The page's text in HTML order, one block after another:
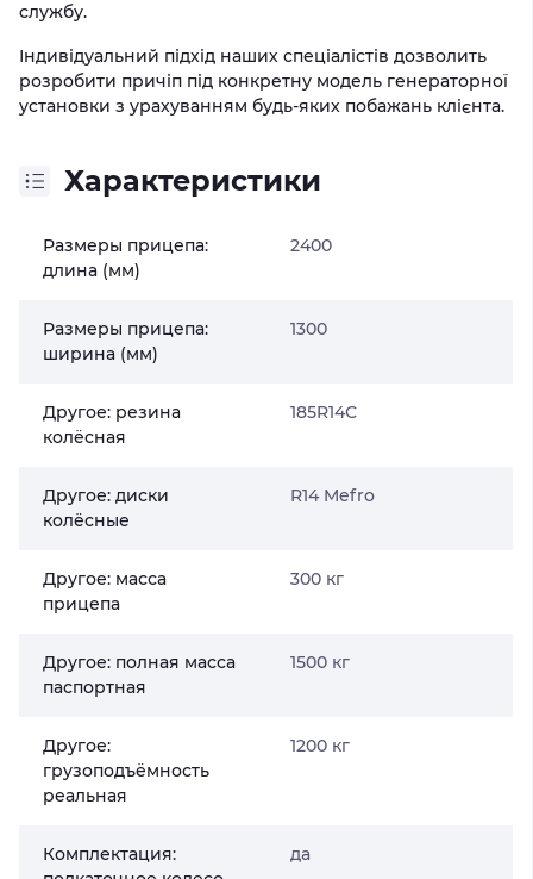
службу.
Індивідуальний підхід наших спеціалістів дозволить
розробити причіп під конкретну модель генераторної
установки з урахуванням будь-яких побажань клієнта.
Характеристики
Размеры прицепа:
длина (мм)
2400
Размеры прицепа:
ширина (мм)
1300
Другое: резина
колёсная
185R14С
Другое: диски
колёсные
R14 Mefro
Другое: масса
прицепа
300 кг
Другое: полная масса
паспортная
1500 кг
Другое:
грузоподъёмность
реальная
1200 кг
Комплектация:
да